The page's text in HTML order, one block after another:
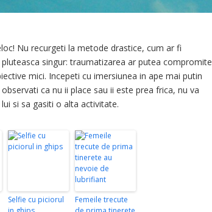
Nu recurgeti la metode drastice, cum ar fi
singur: traumatizarea ar putea compromite
mici. Incepeti cu imersiunea in ape mai putin
ca nu ii place sau ii este prea frica, nu va
si sa gasiti o alta activitate.
Selfie cu piciorul
Femeile trecute